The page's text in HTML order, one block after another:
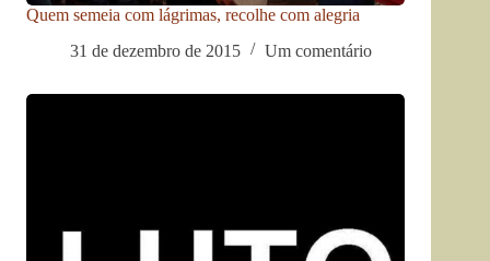
Quem semeia com lágrimas, recolhe com alegria
31 de dezembro de 2015
Um comentário